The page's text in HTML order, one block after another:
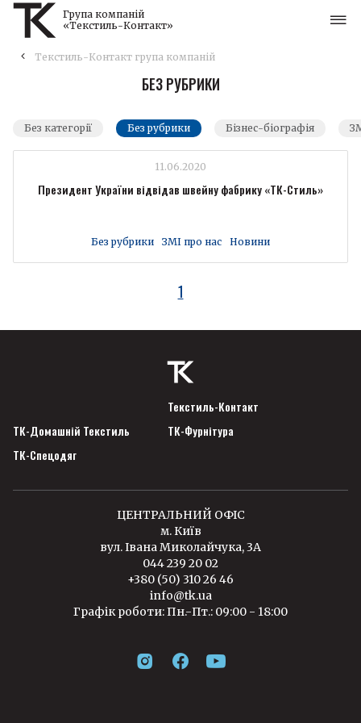
Група компаній
«Текстиль-Контакт»
Текстиль-Контакт група компаній
БЕЗ РУБРИКИ
Без категорії Без рубрики Бізнес-біографія
11.06.2020
Президент України відвідав швейну фабрику «ТК-Стиль»
Без рубрики ЗМІ про нас Новини
1
Текстиль-Контакт
ТК-Домашній Текстиль
ТК-Фурнітура
ТК-Спецодяг
ЦЕНТРАЛЬНИЙ ОФІС
м. Київ
вул. Івана Миколайчука, 3А
044 239 20 02
+380 (50) 310 26 46
info@tk.ua
Графік роботи: Пн.-Пт.: 09:00 - 18:00